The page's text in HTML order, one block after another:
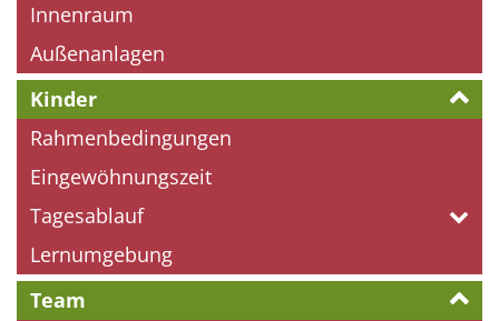
Innenraum
Außenanlagen
Kinder
Rahmenbedingungen
Eingewöhnungszeit
Tagesablauf
Lernumgebung
Team